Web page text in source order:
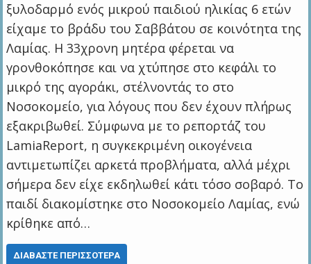
ξυλοδαρμό ενός μικρού παιδιού ηλικίας 6 ετών
είχαμε το βράδυ του Σαββάτου σε κοινότητα της
Λαμίας. Η 33χρονη μητέρα φέρεται να
γρονθοκόπησε και να χτύπησε στο κεφάλι το
μικρό της αγοράκι, στέλνοντάς το στο
Νοσοκομείο, για λόγους που δεν έχουν πλήρως
εξακριβωθεί. Σύμφωνα με το ρεπορτάζ του
LamiaReport, η συγκεκριμένη οικογένεια
αντιμετωπίζει αρκετά προβλήματα, αλλά μέχρι
σήμερα δεν είχε εκδηλωθεί κάτι τόσο σοβαρό. Το
παιδί διακομίστηκε στο Νοσοκομείο Λαμίας, ενώ
κρίθηκε από…
ΔΙΑΒΆΣΤΕ ΠΕΡΙΣΣΌΤΕΡΑ